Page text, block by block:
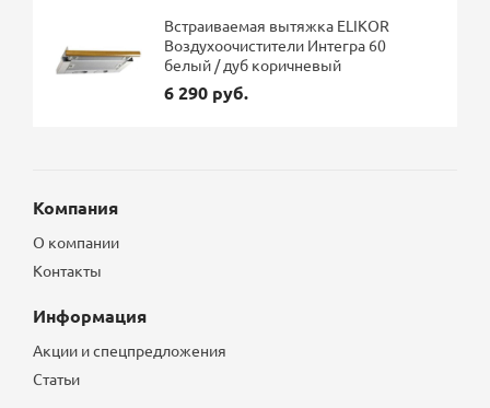
Встраиваемая вытяжка ELIKOR
Воздухоочистители Интегра 60
белый / дуб коричневый
6 290 руб.
Компания
О компании
Контакты
Информация
Акции и спецпредложения
Статьи